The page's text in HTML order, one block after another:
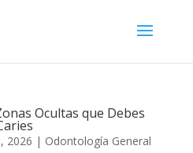
Ocultas que Debes
2026 | Odontología General